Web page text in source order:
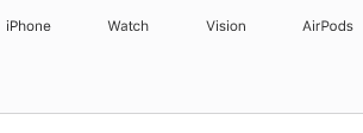
iPhone Watch Vision AirPods